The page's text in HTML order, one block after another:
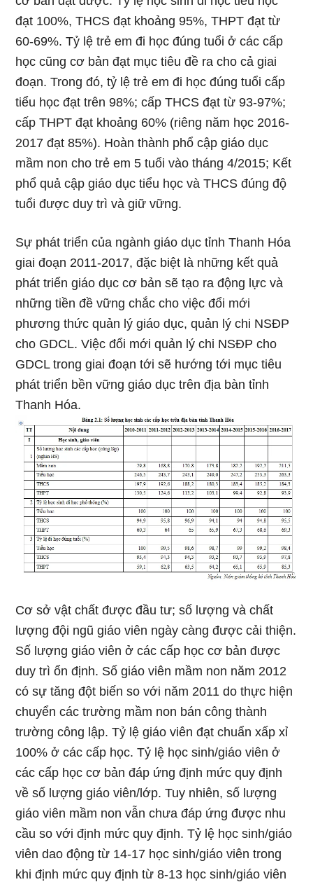
đạt 100%, THCS đạt khoảng 95%, THPT đạt từ
60-69%. Tỷ lệ trẻ em đi học đúng tuổi ở các cấp
học cũng cơ bản đạt mục tiêu đề ra cho cả giai
đoạn. Trong đó, tỷ lệ trẻ em đi học đúng tuổi cấp
tiểu học đạt trên 98%; cấp THCS đạt từ 93-97%;
cấp THPT đạt khoảng 60% (riêng năm học 2016-
2017 đạt 85%). Hoàn thành phổ cập giáo dục
mầm non cho trẻ em 5 tuổi vào tháng 4/2015; Kết
phổ quả cập giáo dục tiểu học và THCS đúng độ
tuổi được duy trì và giữ vững.
Sự phát triển của ngành giáo dục tỉnh Thanh Hóa
giai đoạn 2011-2017, đặc biệt là những kết quả
phát triển giáo dục cơ bản sẽ tạo ra động lực và
những tiền đề vững chắc cho việc đổi mới
phương thức quản lý giáo dục, quản lý chi NSĐP
cho GDCL. Việc đổi mới quản lý chi NSĐP cho
GDCL trong giai đoạn tới sẽ hướng tới mục tiêu
phát triển bền vững giáo dục trên địa bàn tỉnh
Thanh Hóa.
Cơ sở vật chất được đầu tư; số lượng và chất
lượng đội ngũ giáo viên ngày càng được cải thiện.
Số lượng giáo viên ở các cấp học cơ bản được
duy trì ổn định. Số giáo viên mầm non năm 2012
có sự tăng đột biến so với năm 2011 do thực hiện
chuyển các trường mầm non bán công thành
trường công lập. Tỷ lệ giáo viên đạt chuẩn xấp xỉ
100% ở các cấp học. Tỷ lệ học sinh/giáo viên ở
các cấp học cơ bản đáp ứng định mức quy định
về số lượng giáo viên/lớp. Tuy nhiên, số lượng
giáo viên mầm non vẫn chưa đáp ứng được nhu
cầu so với định mức quy định. Tỷ lệ học sinh/giáo
viên dao động từ 14-17 học sinh/giáo viên trong
khi định mức quy định từ 8-13 học sinh/giáo viên